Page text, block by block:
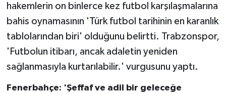
hakemlerin on binlerce kez futbol karşılaşmalarına
bahis oynamasının 'Türk futbol tarihinin en karanlık
tablolarından biri' olduğunu belirtti. Trabzonspor,
'Futbolun itibarı, ancak adaletin yeniden
sağlanmasıyla kurtarılabilir.' vurgusunu yaptı.
Fenerbahçe: 'Şeffaf ve adil bir geleceğe